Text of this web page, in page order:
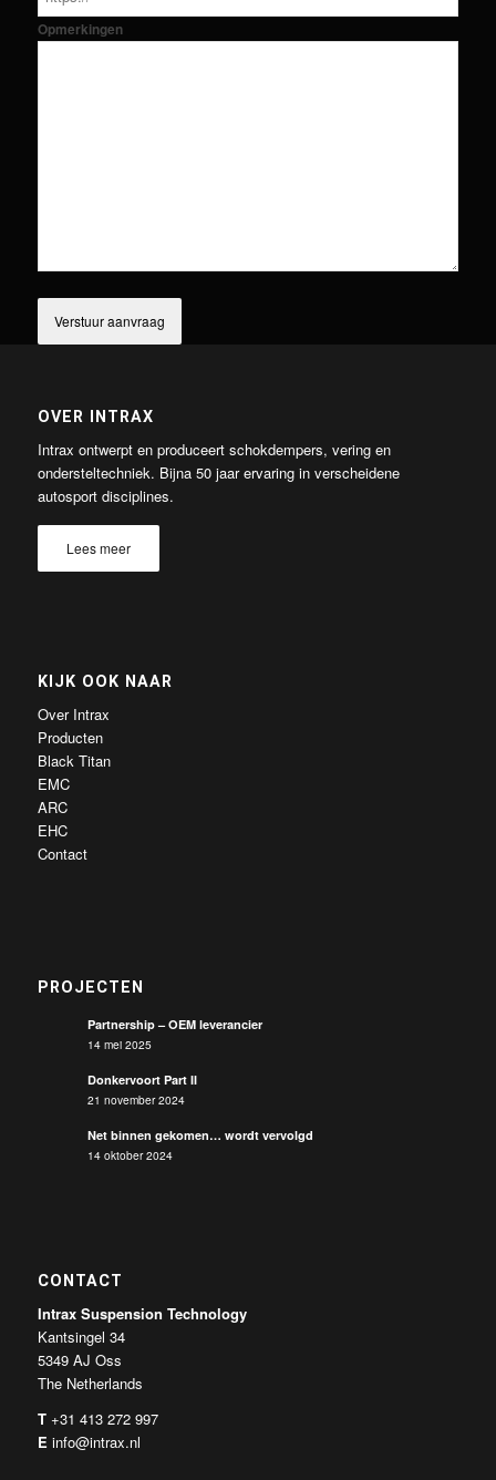
Opmerkingen
OVER INTRAX
Intrax ontwerpt en produceert schokdempers, vering en
ondersteltechniek. Bijna 50 jaar ervaring in verscheidene
autosport disciplines.
Lees meer
KIJK OOK NAAR
Over Intrax
Producten
Black Titan
EMC
ARC
EHC
Contact
PROJECTEN
Partnership – OEM leverancier
14 mei 2025
Donkervoort Part II
21 november 2024
Net binnen gekomen… wordt vervolgd
14 oktober 2024
CONTACT
Intrax Suspension Technology
Kantsingel 34
5349 AJ Oss
The Netherlands
T +31 413 272 997
E info@intrax.nl